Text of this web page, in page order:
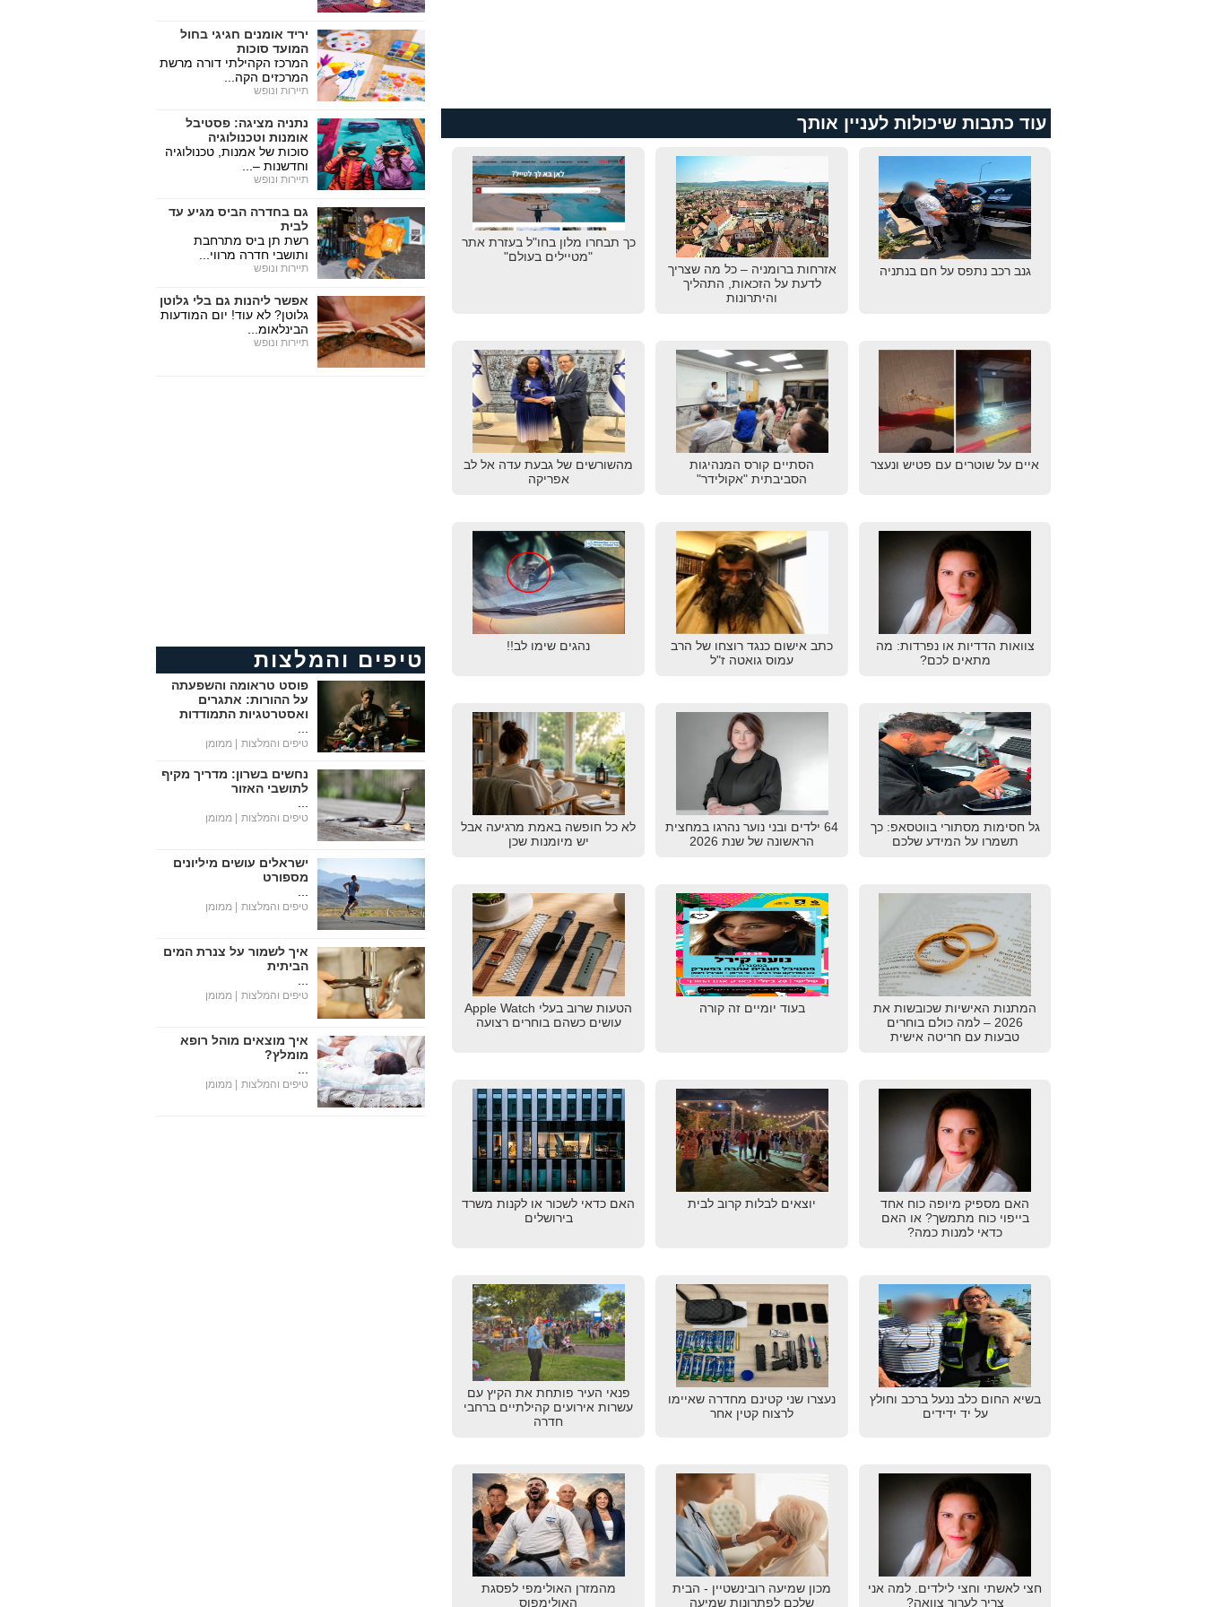
עוד כתבות שיכולות לעניין אותך
גנב רכב נתפס על חם בנתניה
אזרחות ברומניה – כל מה שצריך
לדעת על הזכאות, התהליך
והיתרונות
כך תבחרו מלון בחו"ל בעזרת אתר
"מטיילים בעולם"
איים על שוטרים עם פטיש ונעצר
הסתיים קורס המנהיגות
הסביבתית "אקולידר"
מהשורשים של גבעת עדה אל לב
אפריקה
צוואות הדדיות או נפרדות: מה
מתאים לכם?
כתב אישום כנגד רוצחו של הרב
עמוס גואטה ז"ל
נהגים שימו לב!!
גל חסימות מסתורי בווטסאפ: כך
תשמרו על המידע שלכם
64 ילדים ובני נוער נהרגו במחצית
הראשונה של שנת 2026
לא כל חופשה באמת מרגיעה אבל
יש מיומנות שכן
המתנות האישיות שכובשות את
2026 – למה כולם בוחרים
טבעות עם חריטה אישית
בעוד יומיים זה קורה
הטעות שרוב בעלי Apple Watch
עושים כשהם בוחרים רצועה
האם מספיק מיופה כוח אחד
בייפוי כוח מתמשך? או האם
כדאי למנות כמה?
יוצאים לבלות קרוב לבית
האם כדאי לשכור או לקנות משרד
בירושלים
בשיא החום כלב ננעל ברכב וחולץ
על יד ידידים
נעצרו שני קטינם מחדרה שאיימו
לרצוח קטין אחר
פנאי העיר פותחת את הקיץ עם
עשרות אירועים קהילתיים ברחבי
חדרה
חצי לאשתי וחצי לילדים. למה אני
צריך לערוך צוואה?
מכון שמיעה רובינשטיין - הבית
שלכם לפתרונות שמיעה
מהמזרן האולימפי לפסגת
האולימפוס
יריד אומנים חגיגי בחול
המועד סוכות
המרכז הקהילתי דורה מרשת
המרכזים הקה...
תיירות ונופש
נתניה מציגה: פסטיבל
אומנות וטכנולוגיה
סוכות של אמנות, טכנולוגיה
וחדשנות –...
תיירות ונופש
גם בחדרה הביס מגיע עד
לבית
רשת תן ביס מתרחבת
ותושבי חדרה מרווי...
תיירות ונופש
אפשר ליהנות גם בלי גלוטן
גלוטן? לא עוד! יום המודעות
הבינלאומ...
תיירות ונופש
טיפים והמלצות
פוסט טראומה והשפעתה
על ההורות: אתגרים
ואסטרטגיות התמודדות
טיפים והמלצות | ממומן
נחשים בשרון: מדריך מקיף
לתושבי האזור
טיפים והמלצות | ממומן
ישראלים עושים מיליונים
מספורט
טיפים והמלצות | ממומן
איך לשמור על צנרת המים
הביתית
טיפים והמלצות | ממומן
איך מוצאים מוהל רופא
מומלץ?
טיפים והמלצות | ממומן